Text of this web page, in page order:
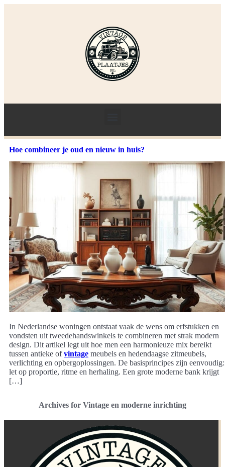
Hoe combineer je oud en nieuw in huis?
In Nederlandse woningen ontstaat vaak de wens om erfstukken en
vondsten uit tweedehandswinkels te combineren met strak modern
design. Dit artikel legt uit hoe men een harmonieuze mix bereikt
tussen antieke ofvintage meubels en hedendaagse zitmeubels,
verlichting en opbergoplossingen. De basisprincipes zijn eenvoudig:
let op proportie, ritme en herhaling. Een grote moderne bank krijgt
[…]
Archives for Vintage en moderne inrichting